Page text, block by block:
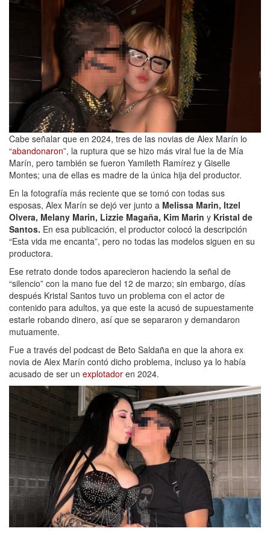
Cabe señalar que en 2024, tres de las novias de Alex Marín lo
“abandonaron”, la ruptura que se hizo más viral fue la de Mía
Marín, pero también se fueron Yamileth Ramírez y Giselle
Montes; una de ellas es madre de la única hija del productor.
En la fotografía más reciente que se tomó con todas sus
esposas, Alex Marín se dejó ver junto a Melissa Marin, Itzel
Olvera, Melany Marin, Lizzie Magaña, Kim Marin y Kristal de
Santos. En esa publicación, el productor colocó la descripción
“Esta vida me encanta”, pero no todas las modelos siguen en su
productora.
Ese retrato donde todos aparecieron haciendo la señal de
“silencio” con la mano fue del 12 de marzo; sin embargo, días
después Kristal Santos tuvo un problema con el actor de
contenido para adultos, ya que este la acusó de supuestamente
estarle robando dinero, así que se separaron y demandaron
mutuamente.
Fue a través del podcast de Beto Saldaña en que la ahora ex
novia de Alex Marín contó dicho problema, incluso ya lo había
acusado de ser un explotador en 2024.